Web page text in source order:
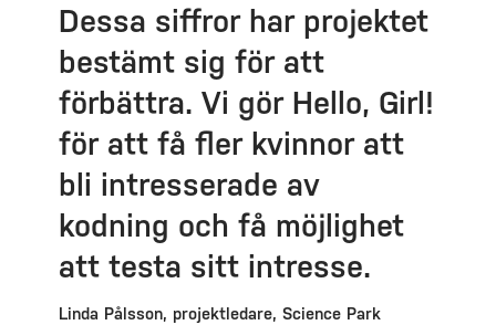
Dessa siffror har projektet
bestämt sig för att
förbättra. Vi gör Hello, Girl!
för att få fler kvinnor att
bli intresserade av
kodning och få möjlighet
att testa sitt intresse.
Linda Pålsson, projektledare, Science Park